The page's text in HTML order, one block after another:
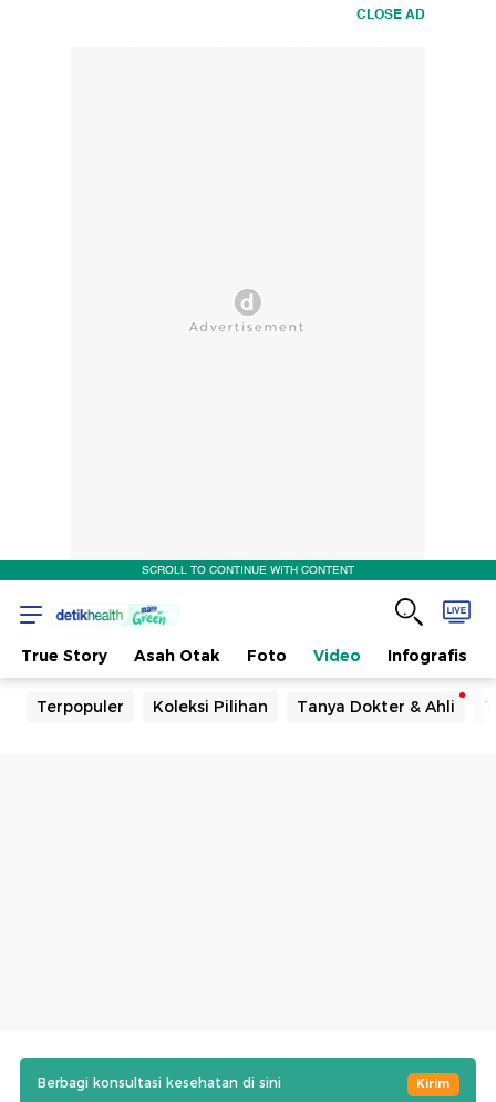
CLOSE AD
SCROLL TO CONTINUE WITH CONTENT
True Story Asah Otak Foto Video Infografis
Terpopuler Koleksi Pilihan Tanya Dokter & Ahli
Berbagi konsultasi kesehatan di sini Kirim